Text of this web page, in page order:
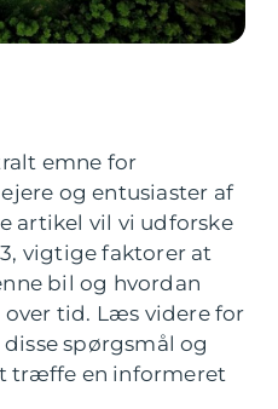
emne for
og entusiaster af
artikel vil vi udforske
vigtige faktorer at
bil og hvordan
tid. Læs videre for
spørgsmål og
træffe en informeret